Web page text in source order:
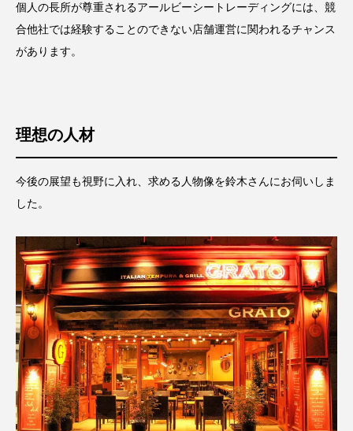
個人の長所が尊重されるアールビーシートレーディングには、競
合他社では経験することのできない店舗運営に関われるチャンス
があります。
理想の人材
今後の展望も視野に入れ、求める人物像を鈴木さんにお伺いしま
した。